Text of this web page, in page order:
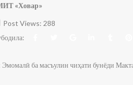
«Ховар»
Post Views: 288
ба масъулин чиҳати бунёди